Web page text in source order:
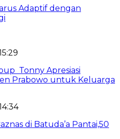
Adaptif dengan
Tonny Apresiasi
Prabowo untuk Keluarga
di Batuda’a Pantai,50